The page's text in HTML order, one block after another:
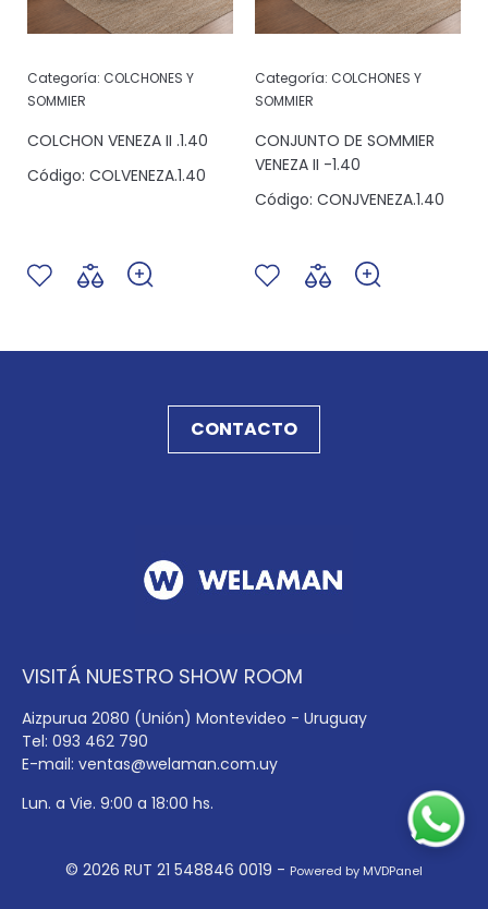
Categoría: COLCHONES Y
SOMMIER
COLCHON VENEZA II .1.40
Código: COLVENEZA.1.40
Categoría: COLCHONES Y
SOMMIER
CONJUNTO DE SOMMIER
VENEZA II -1.40
Código: CONJVENEZA.1.40
CONTACTO
VISITÁ NUESTRO SHOW ROOM
Aizpurua 2080 (Unión) Montevideo - Uruguay
Tel: 093 462 790
E-mail: ventas@welaman.com.uy
Lun. a Vie. 9:00 a 18:00 hs.
© 2026 RUT 21 548846 0019 - Powered by MVDPanel